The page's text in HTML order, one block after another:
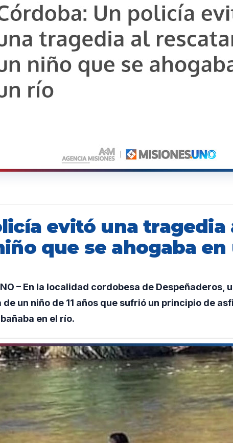
evitó una tragedia
que se ahogaba
– En la localidad cordobesa de Despeñaderos,
un niño de 11 años que sufrió un principio de
en el río.